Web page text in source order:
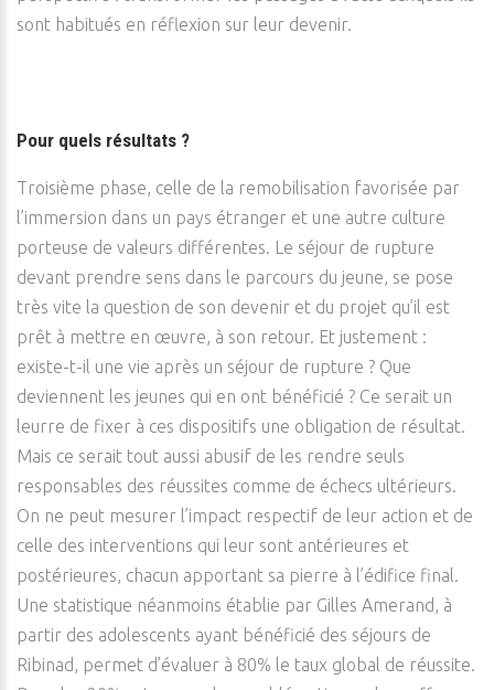
sont habitués en réflexion sur leur devenir.
Pour quels résultats ?
Troisième phase, celle de la remobilisation favorisée par
l’immersion dans un pays étranger et une autre culture
porteuse de valeurs différentes. Le séjour de rupture
devant prendre sens dans le parcours du jeune, se pose
très vite la question de son devenir et du projet qu’il est
prêt à mettre en œuvre, à son retour. Et justement :
existe-t-il une vie après un séjour de rupture ? Que
deviennent les jeunes qui en ont bénéficié ? Ce serait un
leurre de fixer à ces dispositifs une obligation de résultat.
Mais ce serait tout aussi abusif de les rendre seuls
responsables des réussites comme de échecs ultérieurs.
On ne peut mesurer l’impact respectif de leur action et de
celle des interventions qui leur sont antérieures et
postérieures, chacun apportant sa pierre à l’édifice final.
Une statistique néanmoins établie par Gilles Amerand, à
partir des adolescents ayant bénéficié des séjours de
Ribinad, permet d’évaluer à 80% le taux global de réussite.